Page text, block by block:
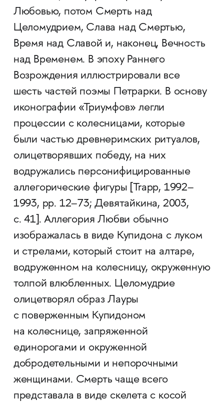
Любовью, потом Смерть над
Целомудрием, Слава над Смертью,
Время над Славой и, наконец, Вечность
над Временем. В эпоху Раннего
Возрождения иллюстрировали все
шесть частей поэмы Петрарки. В основу
иконографии «Триумфов» легли
процессии с колесницами, которые
были частью древнеримских ритуалов,
олицетворявших победу, на них
водружались персонифицированные
аллегорические фигуры [Trapp, 1992–
1993, pp. 12–73; Девятайкина, 2003,
с. 41]. Аллегория Любви обычно
изображалась в виде Купидона с луком
и стрелами, который стоит на алтаре,
водруженном на колесницу, окруженную
толпой влюбленных. Целомудрие
олицетворял образ Лауры
с поверженным Купидоном
на колеснице, запряженной
единорогами и окруженной
добродетельными и непорочными
женщинами. Смерть чаще всего
представала в виде скелета с косой